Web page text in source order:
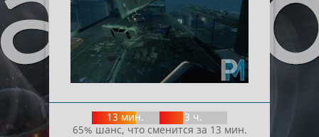
13 мин.
3 ч.
65% шанс, что сменится за 13 мин.